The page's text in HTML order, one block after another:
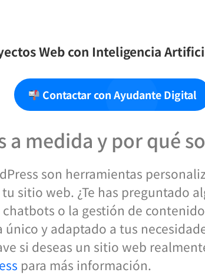
Web con Inteligencia
Contactar con Ayudante Digital
a medida y por qué
son herramientas
sitio web. ¿Te has preguntado
o la gestión de
y adaptado a tus
si deseas un sitio web
para más información.